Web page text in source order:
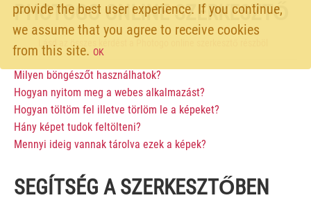
provide the best user experience. If you continue,
we assume that you agree to receive cookies
from this site. OK
PHOTOGO ONLINE SZERKESZTŐ
Lásd az összes kérdést a Photogo online szerkesztő részböl
Milyen böngészőt használhatok?
Hogyan nyitom meg a webes alkalmazást?
Hogyan töltöm fel illetve törlöm le a képeket?
Hány képet tudok feltölteni?
Mennyi ideig vannak tárolva ezek a képek?
SEGÍTSÉG A SZERKESZTŐBEN